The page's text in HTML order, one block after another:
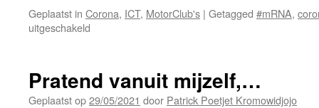
Geplaatst in Corona, ICT, MotorClub's | Getagged #mRNA,
uitgeschakeld
Pratend vanuit mijzelf,…
Geplaatst op29/05/2021 door Patrick Poetjet Kromowidjojo